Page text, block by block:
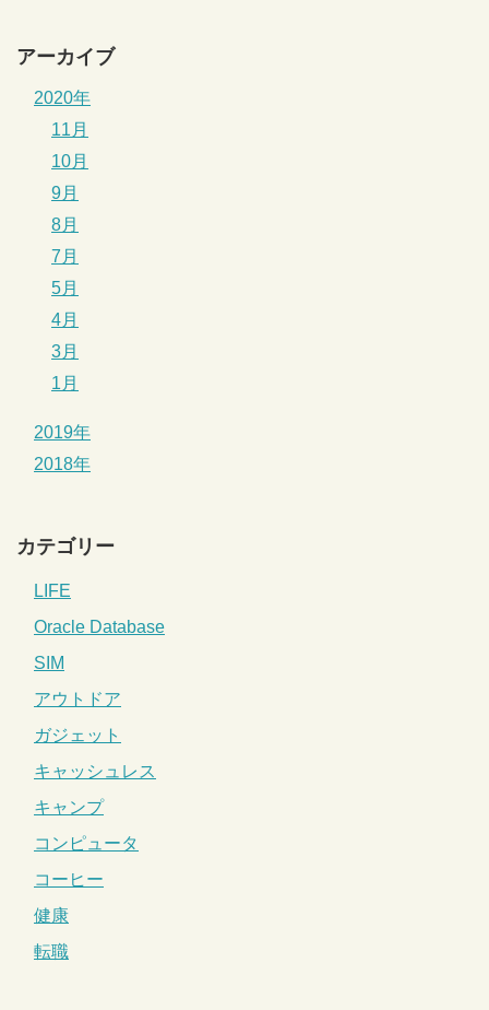
アーカイブ
2020年
11月
10月
9月
8月
7月
5月
4月
3月
1月
2019年
2018年
カテゴリー
LIFE
Oracle Database
SIM
アウトドア
ガジェット
キャッシュレス
キャンプ
コンピュータ
コーヒー
健康
転職